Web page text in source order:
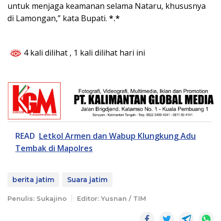
untuk menjaga keamanan selama Nataru, khususnya
di Lamongan,” kata Bupati. *.*
4 kali dilihat , 1 kali dilihat hari ini
READ Letkol Armen dan Wabup Klungkung Adu
Tembak di Mapolres
berita jatim Suara jatim
Penulis: Sukajino Editor: Yusnan / TIM